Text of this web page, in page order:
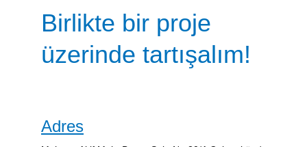
Birlikte bir proje
üzerinde tartışalım!
Adres